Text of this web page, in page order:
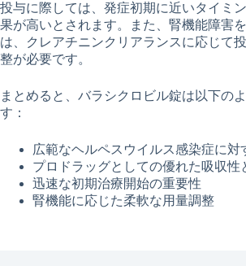
投与に際しては、発症初期に近いタイミ
果が高いとされます。また、腎機能障害
は、クレアチニンクリアランスに応じて
整が必要です。
まとめると、バラシクロビル錠は以下の
す：
広範なヘルペスウイルス感染症に対
プロドラッグとしての優れた吸収性
迅速な初期治療開始の重要性
腎機能に応じた柔軟な用量調整